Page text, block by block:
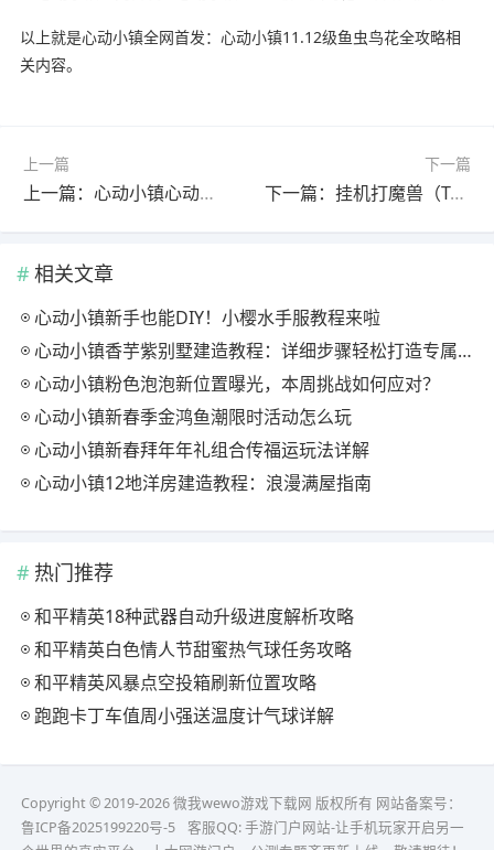
以上就是心动小镇全网首发：心动小镇11.12级鱼虫鸟花全攻略相
关内容。
上一篇
上一篇：心动小镇心动小镇【1-12级】观鸟及五星时刻攻略
下一篇
下一篇：挂机打魔兽（TapTap 测试版）新人入门保姆级攻略（升级篇）
相关文章
心动小镇新手也能DIY！小樱水手服教程来啦
心动小镇香芋紫别墅建造教程：详细步骤轻松打造专属家园
心动小镇粉色泡泡新位置曝光，本周挑战如何应对？
心动小镇新春季金鸿鱼潮限时活动怎么玩
心动小镇新春拜年年礼组合传福运玩法详解
心动小镇12地洋房建造教程：浪漫满屋指南
热门推荐
和平精英18种武器自动升级进度解析攻略
和平精英白色情人节甜蜜热气球任务攻略
和平精英风暴点空投箱刷新位置攻略
跑跑卡丁车值周小强送温度计气球详解
Copyright © 2019-2026 微我wewo游戏下载网 版权所有 网站备案号：
鲁ICP备2025199220号-5
客服QQ:手游门户网站-让手机玩家开启另一